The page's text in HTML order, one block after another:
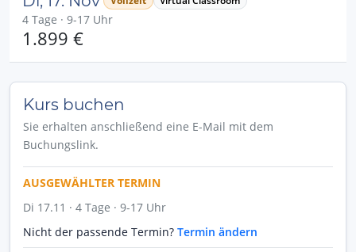
4 Tage · 9-17 Uhr
1.899 €
Kurs buchen
Sie erhalten anschließend eine E-Mail mit dem
Buchungslink.
AUSGEWÄHLTER TERMIN
Di 17.11 · 4 Tage · 9-17 Uhr
Nicht der passende Termin? Termin ändern